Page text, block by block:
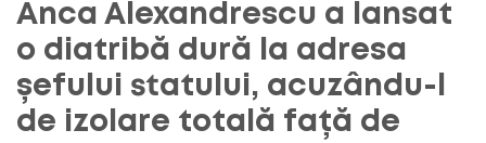
Anca Alexandrescu a lansat
o diatribă dură la adresa
șefului statului, acuzându-l
de izolare totală față de